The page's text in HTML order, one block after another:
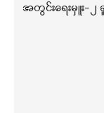
အတွင်းရေးမှူး-၂